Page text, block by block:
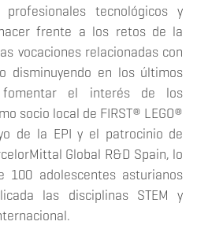
tecnológicos y
frente a los retos de la
vocaciones relacionadas con
disminuyendo en los últimos
el interés de los
socio local de FIRST® LEGO®
de la EPI y el patrocinio de
Global R&D Spain, lo
adolescentes asturianos
las disciplinas STEM y